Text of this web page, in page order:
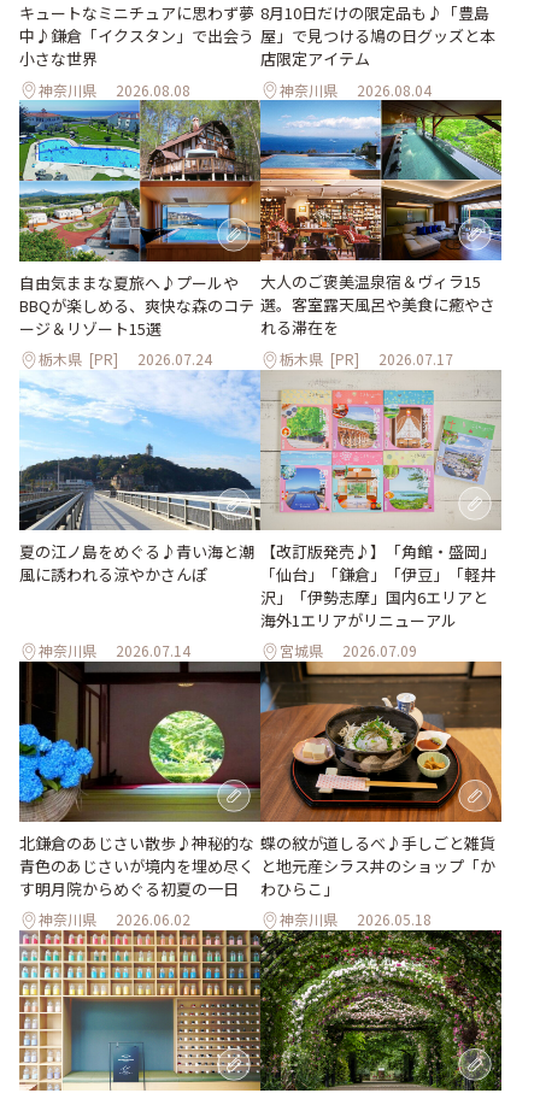
キュートなミニチュアに思わず夢
中♪鎌倉「イクスタン」で出会う
小さな世界
神奈川県 2026.08.08
8月10日だけの限定品も♪「豊島
屋」で見つける鳩の日グッズと本
店限定アイテム
神奈川県 2026.08.04
自由気ままな夏旅へ♪プールや
BBQが楽しめる、爽快な森のコテ
ージ＆リゾート15選
栃木県 [PR] 2026.07.24
大人のご褒美温泉宿＆ヴィラ15
選。客室露天風呂や美食に癒やさ
れる滞在を
栃木県 [PR] 2026.07.17
夏の江ノ島をめぐる♪青い海と潮
風に誘われる涼やかさんぽ
神奈川県 2026.07.14
【改訂版発売♪】「角館・盛岡」
「仙台」「鎌倉」「伊豆」「軽井
沢」「伊勢志摩」国内6エリアと
海外1エリアがリニューアル
宮城県 2026.07.09
北鎌倉のあじさい散歩♪神秘的な
青色のあじさいが境内を埋め尽く
す明月院からめぐる初夏の一日
神奈川県 2026.06.02
蝶の紋が道しるべ♪手しごと雑貨
と地元産シラス丼のショップ「か
わひらこ」
神奈川県 2026.05.18